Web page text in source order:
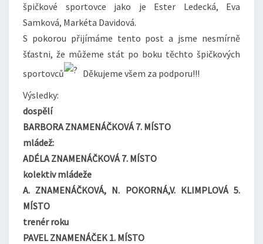
špičkové sportovce jako je Ester Ledecká, Eva
Samková, Markéta Davidová.
S pokorou přijímáme tento post a jsme nesmírně
šťastni, že můžeme stát po boku těchto špičkových
sportovců
Děkujeme všem za podporu!!!
Výsledky:
dospělí
BARBORA ZNAMENÁČKOVÁ 7. MÍSTO
mládež:
ADÉLA ZNAMENÁČKOVÁ 7. MÍSTO
kolektiv mládeže
A. ZNAMENÁČKOVÁ, N. POKORNÁ,V. KLIMPLOVÁ 5.
MÍSTO
trenér roku
PAVEL ZNAMENÁČEK 1. MÍSTO